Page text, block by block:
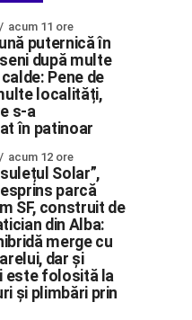
acum 11 ore
puternică în
după multe
Pene de
localități,
s-a
în patinoar
acum 12 ore
Solar”,
parcă
SF, construit de
din Alba:
merge cu
dar și
este folosită la
și plimbări prin